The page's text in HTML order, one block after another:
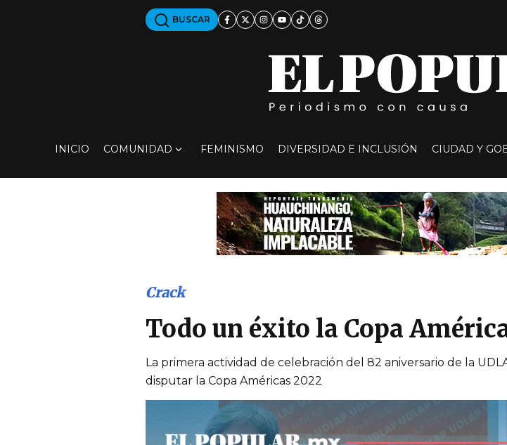
BUSCAR
INICIO COMUNIDAD FEMINISMO DIVERSIDAD E INCLUSIÓN CIUDAD Y
Crack
Todo un éxito la Copa
La primera actividad de celebración del 82 aniversario de la
disputar la Copa Américas 2022